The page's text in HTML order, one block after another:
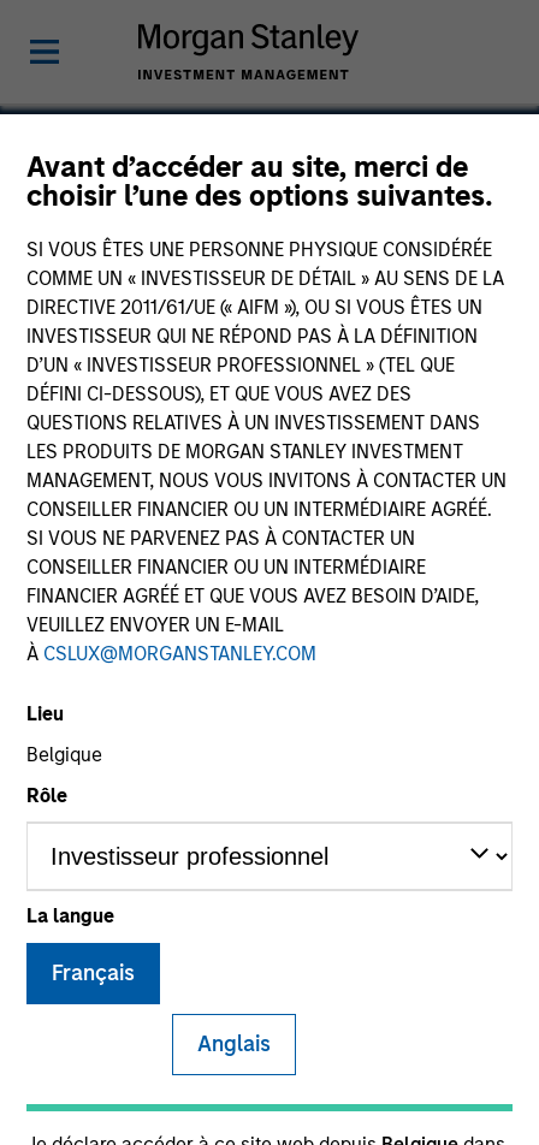
Avant d’accéder au site, merci de
choisir l’une des options suivantes.
SI VOUS ÊTES UNE PERSONNE PHYSIQUE CONSIDÉRÉE
COMME UN « INVESTISSEUR DE DÉTAIL » AU SENS DE LA
DIRECTIVE 2011/61/UE (« AIFM »), OU SI VOUS ÊTES UN
INVESTISSEUR QUI NE RÉPOND PAS À LA DÉFINITION
D’UN « INVESTISSEUR PROFESSIONNEL » (TEL QUE
DÉFINI CI-DESSOUS), ET QUE VOUS AVEZ DES
QUESTIONS RELATIVES À UN INVESTISSEMENT DANS
LES PRODUITS DE MORGAN STANLEY INVESTMENT
MANAGEMENT, NOUS VOUS INVITONS À CONTACTER UN
CONSEILLER FINANCIER OU UN INTERMÉDIAIRE AGRÉÉ.
SI VOUS NE PARVENEZ PAS À CONTACTER UN
CONSEILLER FINANCIER OU UN INTERMÉDIAIRE
FINANCIER AGRÉÉ ET QUE VOUS AVEZ BESOIN D’AIDE,
VEUILLEZ ENVOYER UN E-MAIL
À CSLUX@MORGANSTANLEY.COM
Lieu
Belgique
Rôle
La langue
Français
Anglais
AMTD Group
SECTOR
Financial Services
COUNTRY
China
Invested on
Oct 2014
Transaction Type
AMTD is a leading full-fledged securities service
platform and cross-border investment bank in Asia